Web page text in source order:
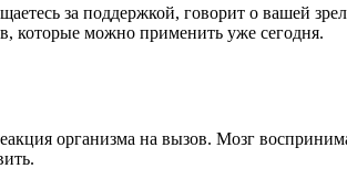
за поддержкой, говорит о вашей
которые можно применить уже сегодня.
организма на вызов. Мозг